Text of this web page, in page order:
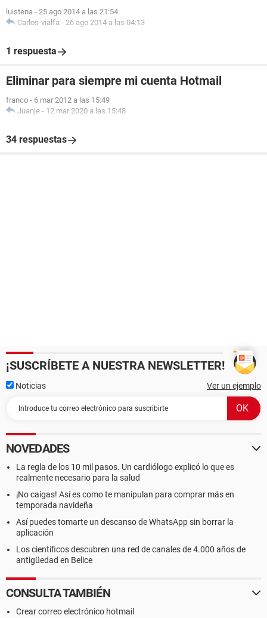
luistena - 25 ago 2014 a las 21:54
Carlos-vialfa - 26 ago 2014 a las 04:13
1 respuesta
Eliminar para siempre mi cuenta Hotmail
franco - 6 mar 2012 a las 15:49
Juanje - 12 mar 2020 a las 15:48
34 respuestas
¡SUSCRÍBETE A NUESTRA NEWSLETTER!
Noticias Ver un ejemplo
NOVEDADES
La regla de los 10 mil pasos. Un cardiólogo explicó lo que es
realmente necesario para la salud
¡No caigas! Así es como te manipulan para comprar más en
temporada navideña
Así puedes tomarte un descanso de WhatsApp sin borrar la
aplicación
Los científicos descubren una red de canales de 4.000 años de
antigüedad en Belice
CONSULTA TAMBIÉN
Crear correo electrónico hotmail